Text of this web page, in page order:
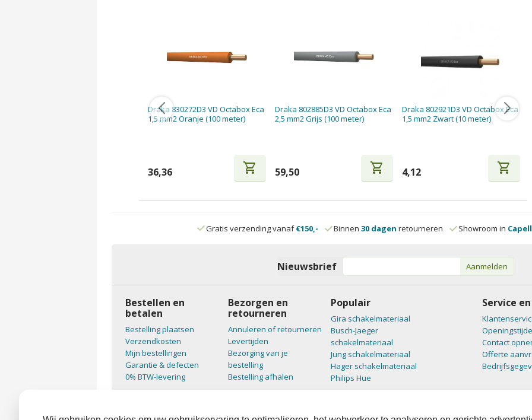
Draka 830272D3 VD Octabox Eca
1,5 mm2 Oranje (100 meter)
36,36 shopping_cart
Draka 802885D3 VD Octabox Eca
2,5 mm2 Grijs (100 meter)
59,50 shopping_cart
Draka 802921D3 VD Octabox Eca
1,5 mm2 Zwart (10 meter)
4,12 shopping_cart
Gratis verzending vanaf€150,- Binnen 30 dagen retourneren Showroom in
Nieuwsbrief Aanmelden
Bestellen en
betalen
Bestelling plaatsen
Verzendkosten
Mijn bestellingen
Garantie & defecten
0% BTW-levering
Bezorgen en
retourneren
Annuleren of retourneren
Levertijden
Bezorging van je
bestelling
Bestelling afhalen
Populair
Gira schakelmateriaal
Busch-Jaeger
schakelmateriaal
Jung schakelmateriaal
Hager schakelmateriaal
Philips Hue
Service
Contact
Offerte